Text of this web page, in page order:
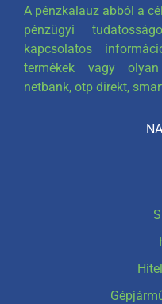
A pénzkalauz abból a
pénzügyi
kapcsolatos
termékek vagy
netbank, otp direkt,